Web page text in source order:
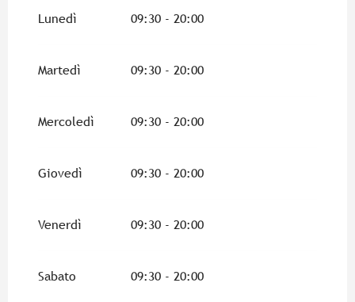
4 aprile 2026
Dal17 ottobre 2026al 1 novembre 2026
Lunedì 09:30 - 20:00
Martedì 09:30 - 20:00
Mercoledì 09:30 - 20:00
Giovedì 09:30 - 20:00
Venerdì 09:30 - 20:00
Sabato 09:30 - 20:00